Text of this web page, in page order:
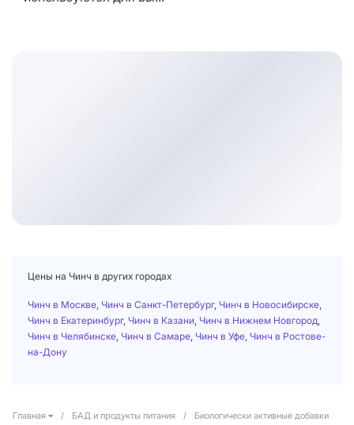
Цены на Чинч в других городах
Чинч в Москве Чинч в Санкт-Петербург, Чинч в Новосибирске
Чинч в Екатеринбург, Чинч в Казани Чинч в Нижнем Новгород
Чинч в Челябинске Чинч в Самаре Чинч в Уфе Чинч в Ростове-
на-Дону
Главная / БАД и продукты питания /
Биологически активные добавки